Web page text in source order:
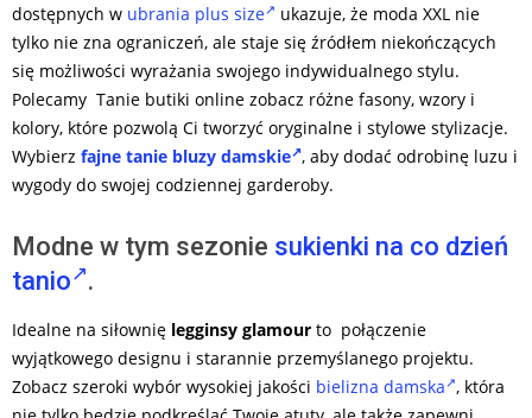
dostępnych w ubrania plus size
ukazuje, że moda XXL nie
tylko nie zna ograniczeń, ale staje się źródłem niekończących
się możliwości wyrażania swojego indywidualnego stylu.
Polecamy Tanie butiki online zobacz różne fasony, wzory i
kolory, które pozwolą Ci tworzyć oryginalne i stylowe stylizacje.
Wybierz fajne tanie bluzy damskie , aby dodać odrobinę luzu i
wygody do swojej codziennej garderoby.
Modne w tym sezonie sukienki na co dzień
tanio
.
Idealne na siłownię legginsy glamour to połączenie
wyjątkowego designu i starannie przemyślanego projektu.
Zobacz szeroki wybór wysokiej jakości bielizna damska , która